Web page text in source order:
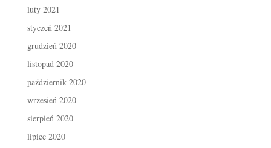
luty 2021
styczeń 2021
grudzień 2020
listopad 2020
październik 2020
wrzesień 2020
sierpień 2020
lipiec 2020